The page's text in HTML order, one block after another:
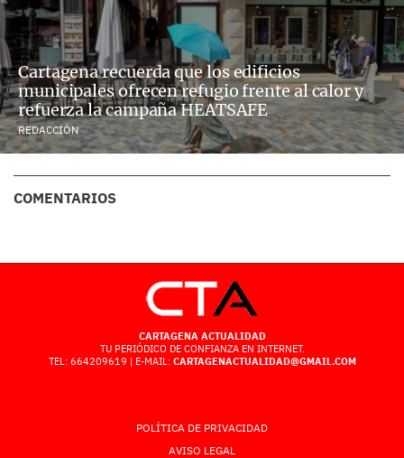
Cartagena recuerda que los edificios
municipales ofrecen refugio frente al calor y
refuerza la campaña HEATSAFE
REDACCIÓN
COMENTARIOS
CARTAGENA ACTUALIDAD
TU PERIÓDICO DE CONFIANZA EN INTERNET.
TEL: 664209619 | E-MAIL: CARTAGENACTUALIDAD@GMAIL.COM
POLÍTICA DE PRIVACIDAD
AVISO LEGAL